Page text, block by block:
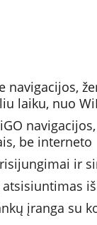
navigacijos,
laiku, nuo
be interneto
ir
įranga su